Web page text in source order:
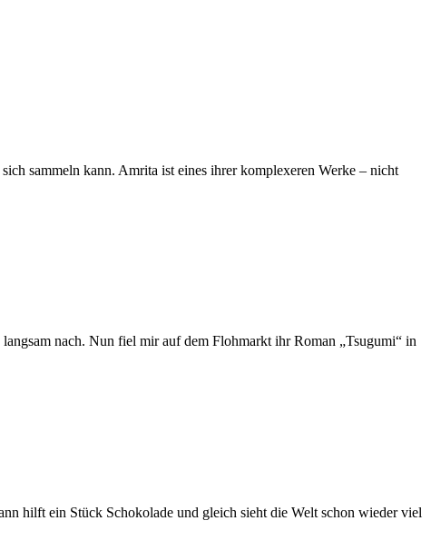
sammeln kann. Amrita ist eines ihrer komplexeren Werke – nicht
nach. Nun fiel mir auf dem Flohmarkt ihr Roman „Tsugumi“ in
hilft ein Stück Schokolade und gleich sieht die Welt schon wieder viel